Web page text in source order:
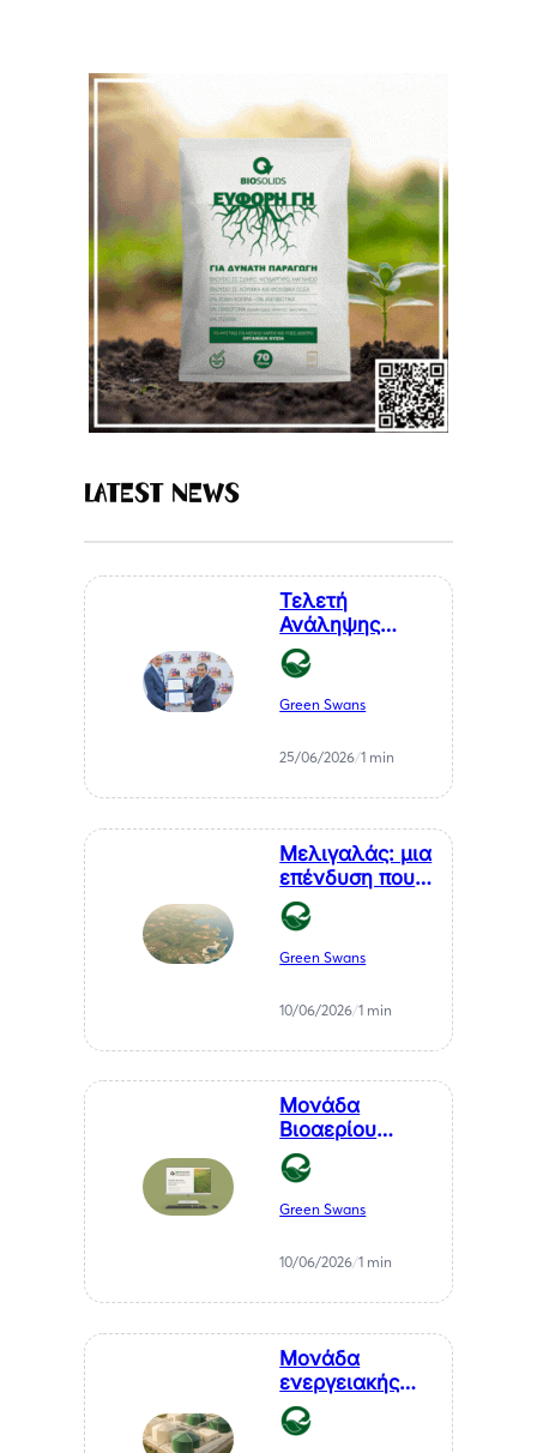
Latest News
Τελετή
Ανάληψης
Καθηκόντων
του Επίτιμου
Προξένου της
της Χιλής στη
Θεσσαλονίκη, κ.
Αθανάσιου
Green Swans
25/06/2026/1 min
Μελιγαλάς: μια
επένδυση που
μετατρέπει ένα
χρόνιο
πρόβλημα της
Μεσσηνίας σε
ενέργεια
Green Swans
10/06/2026/1 min
Μονάδα
Βιοαερίου
Βιοστερεά Α.Ε.
στον Μελιγαλά
Green Swans
10/06/2026/1 min
Μονάδα
ενεργειακής
αξιοποίησης
αγροτικών